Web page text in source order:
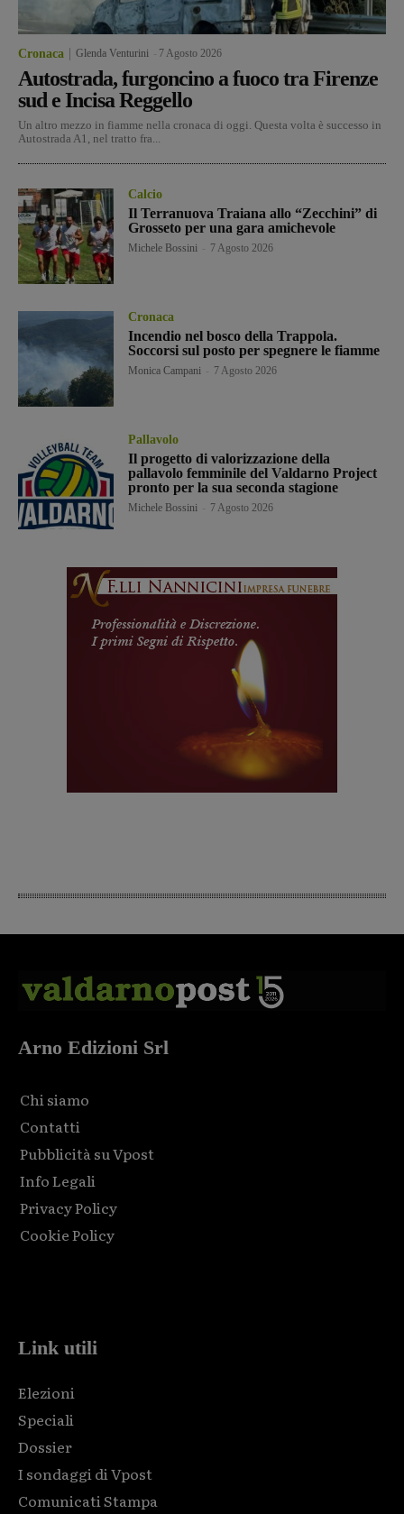
Cronaca Glenda Venturini 7 Agosto 2026
Autostrada, furgoncino a fuoco tra Firenze
sud e Incisa Reggello
Un altro mezzo in fiamme nella cronaca di oggi. Questa volta è successo in
Autostrada A1, nel tratto fra...
Calcio
Il Terranuova Traiana allo “Zecchini” di
Grosseto per una gara amichevole
Michele Bossini 7 Agosto 2026
Cronaca
Incendio nel bosco della Trappola.
Soccorsi sul posto per spegnere le fiamme
Monica Campani 7 Agosto 2026
Pallavolo
Il progetto di valorizzazione della
pallavolo femminile del Valdarno Project
pronto per la sua seconda stagione
Michele Bossini 7 Agosto 2026
Arno Edizioni Srl
Chi siamo
Contatti
Pubblicità su Vpost
Info Legali
Privacy Policy
Cookie Policy
Link utili
Elezioni
Speciali
Dossier
I sondaggi di Vpost
Comunicati Stampa